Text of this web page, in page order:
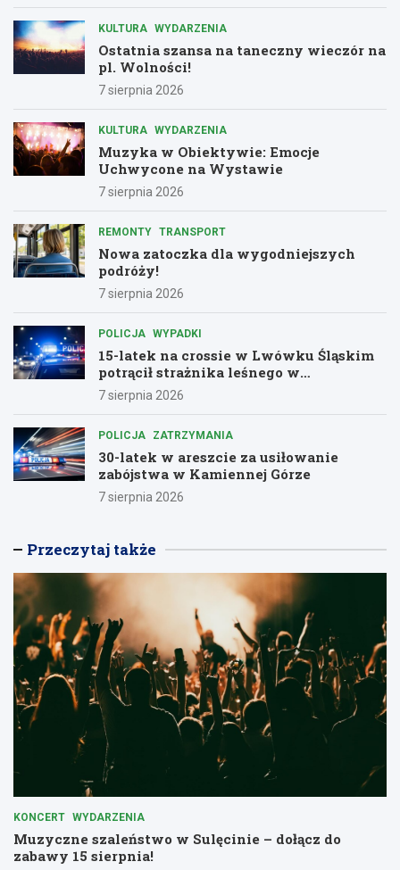
KULTURA WYDARZENIA
Ostatnia szansa na taneczny wieczór na
pl. Wolności!
7 sierpnia 2026
KULTURA WYDARZENIA
Muzyka w Obiektywie: Emocje
Uchwycone na Wystawie
7 sierpnia 2026
REMONTY TRANSPORT
Nowa zatoczka dla wygodniejszych
podróży!
7 sierpnia 2026
POLICJA WYPADKI
15-latek na crossie w Lwówku Śląskim
potrącił strażnika leśnego w
dramatycznej ucieczce przed policją
7 sierpnia 2026
POLICJA ZATRZYMANIA
30-latek w areszcie za usiłowanie
zabójstwa w Kamiennej Górze
7 sierpnia 2026
Przeczytaj także
KONCERT WYDARZENIA
Muzyczne szaleństwo w Sulęcinie – dołącz do
zabawy 15 sierpnia!